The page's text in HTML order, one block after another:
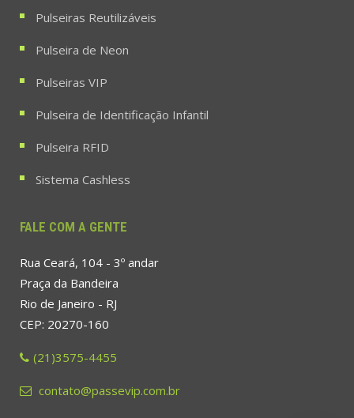
Pulseiras Reutilizáveis
Pulseira de Neon
Pulseiras VIP
Pulseira de Identificação Infantil
Pulseira RFID
Sistema Cashless
FALE COM A GENTE
Rua Ceará, 104 - 3º andar
Praça da Bandeira
Rio de Janeiro - RJ
CEP: 20270-160
(21)3575-4455
contato@passevip.com.br